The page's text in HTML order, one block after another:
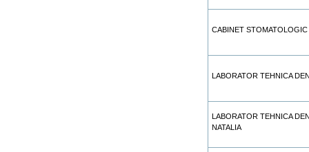
CABINET
LABORATOR TEHNICA
LABORATOR TEHNICA
NATALIA